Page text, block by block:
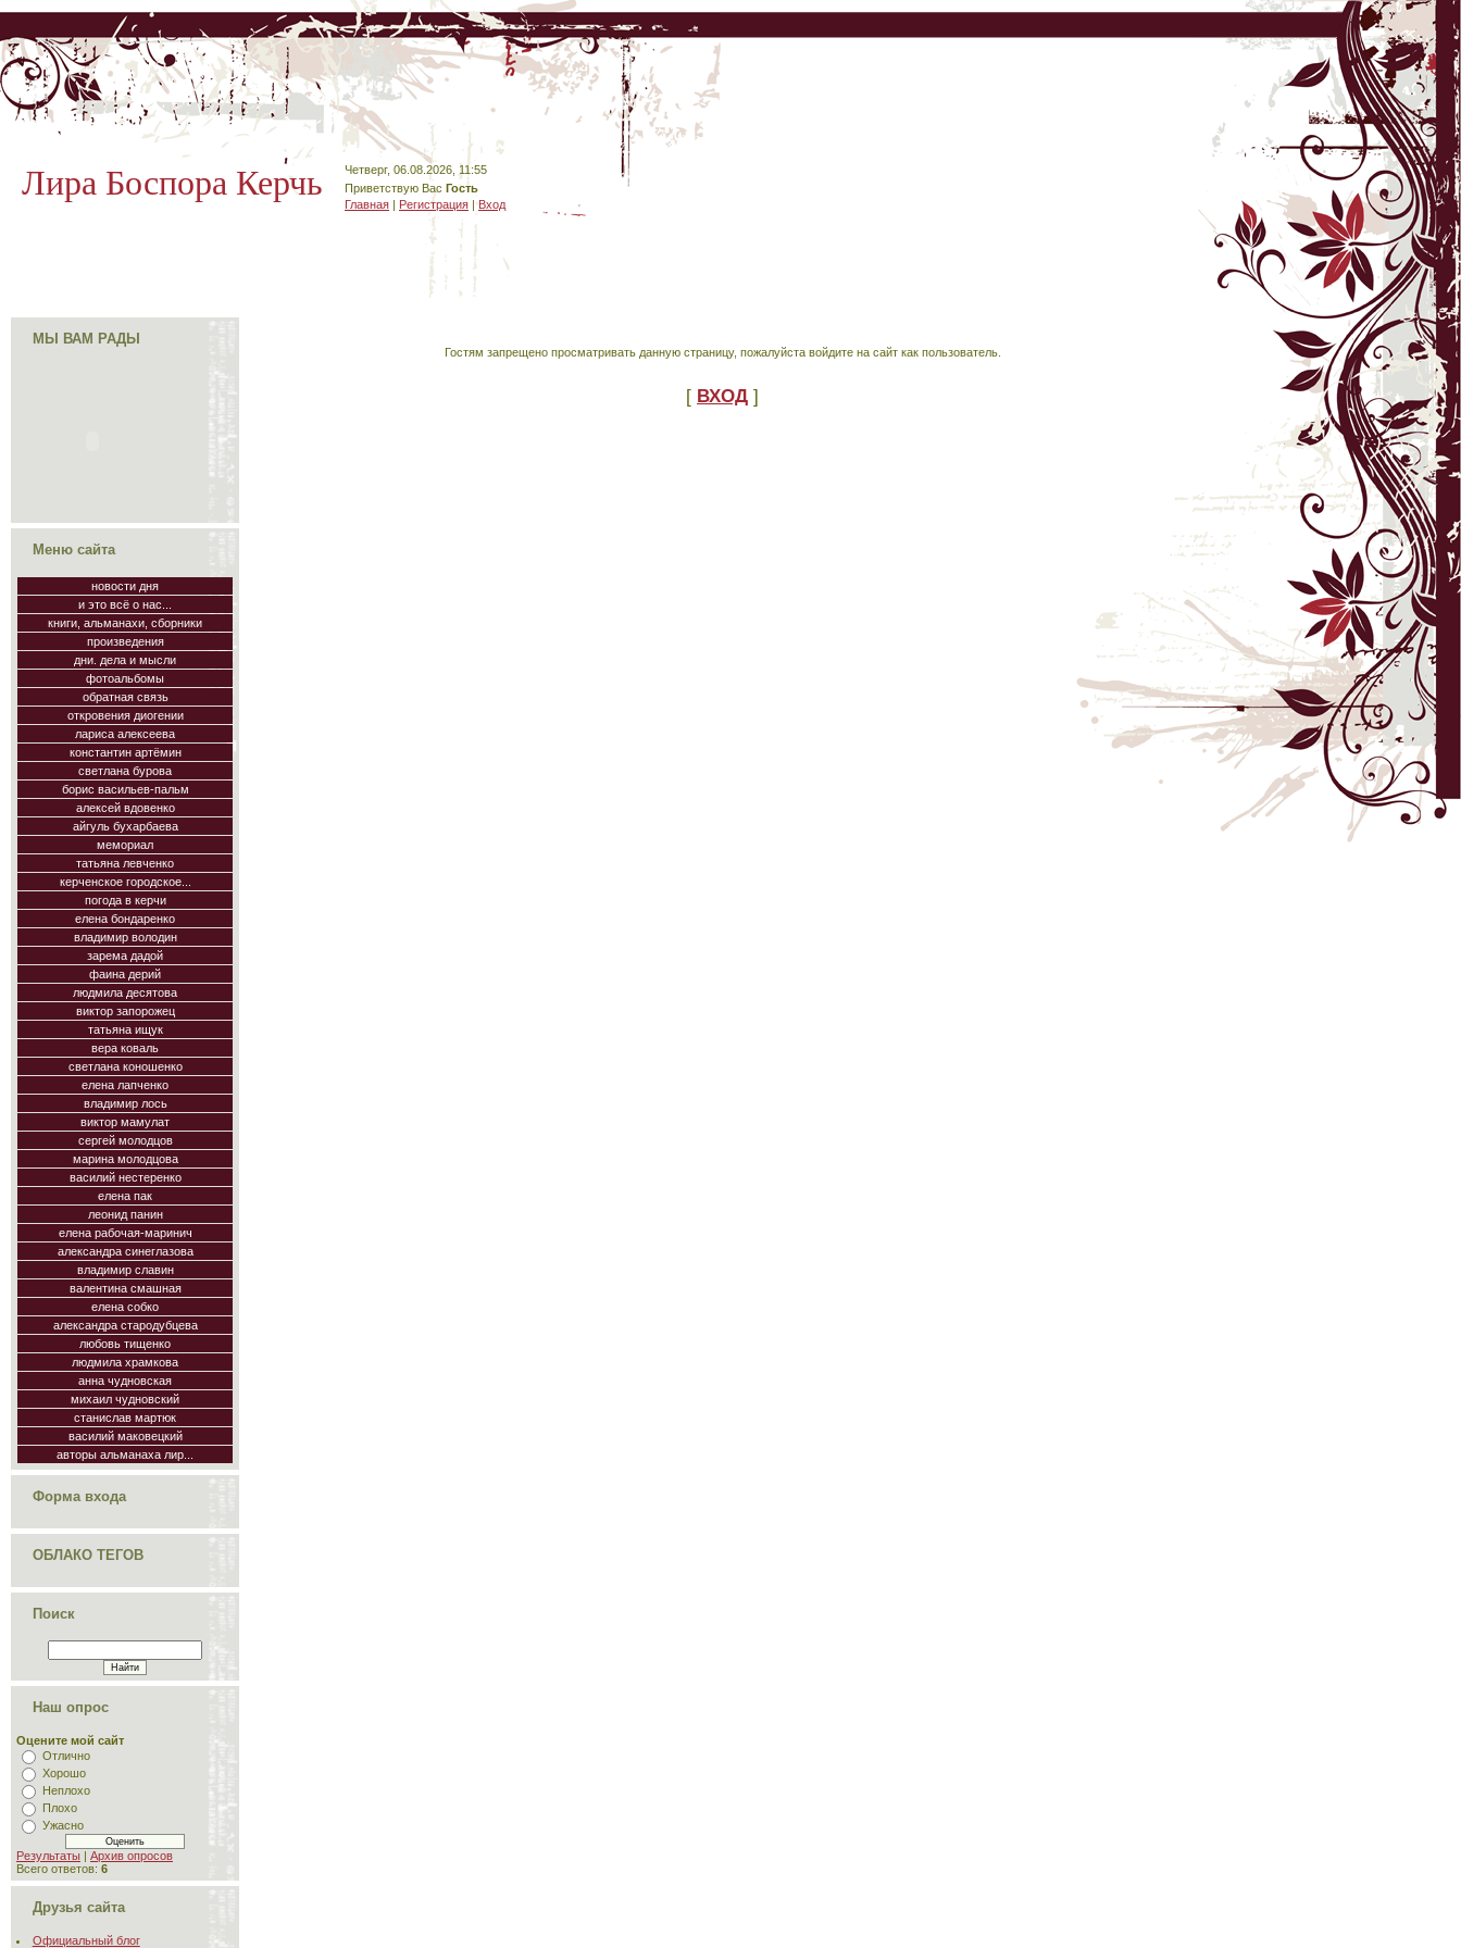
Лира Боспора Керчь
Четверг, 06.08.2026, 11:55
Приветствую Вас Гость
Главная | Регистрация |Вход
МЫ ВАМ РАДЫ
Меню сайта
новости дня
и это всё о нас...
книги, альманахи, сборники
произведения
дни. дела и мысли
фотоальбомы
обратная связь
откровения диогении
лариса алексеева
константин артёмин
светлана бурова
борис васильев-пальм
алексей вдовенко
айгуль бухарбаева
мемориал
татьяна левченко
керченское городское...
погода в керчи
елена бондаренко
владимир володин
зарема дадой
фаина дерий
людмила десятова
виктор запорожец
татьяна ищук
вера коваль
светлана коношенко
елена лапченко
владимир лось
виктор мамулат
сергей молодцов
марина молодцова
василий нестеренко
елена пак
леонид панин
елена рабочая-маринич
александра синеглазова
владимир славин
валентина смашная
елена собко
александра стародубцева
любовь тищенко
людмила храмкова
анна чудновская
михаил чудновский
станислав мартюк
василий маковецкий
авторы альманаха лир...
Форма входа
ОБЛАКО ТЕГОВ
Поиск
Наш опрос
Оцените мой сайт
Отлично
Хорошо
Неплохо
Плохо
Ужасно
Результаты | Архив опросов
Всего ответов: 6
Друзья сайта
Официальный блог
Гостям запрещено просматривать данную страницу, пожалуйста войдите на сайт как пользователь.
[ ВХОД ]